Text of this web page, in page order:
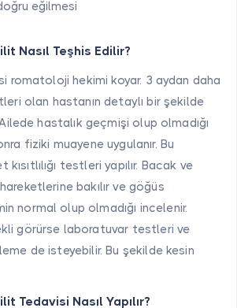
eğilmesi
Nasıl Teşhis Edilir?
romatoloji hekimi koyar. 3 aydan daha
olan hastanın detaylı bir şekilde
Ailede hastalık geçmişi olup olmadığı
fiziki muayene uygulanır. Bu
testleri yapılır. Bacak ve
bakılır ve göğüs
normal olup olmadığı incelenir.
görürse laboratuvar testleri ve
de isteyebilir. Bu şekilde kesin
Tedavisi Nasıl Yapılır?